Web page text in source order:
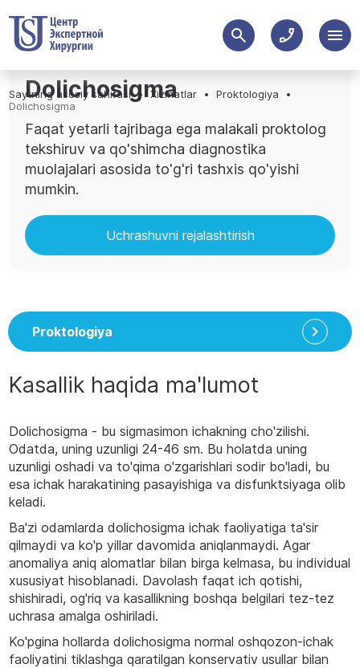
Saytning asosiy sahifasi Xizmatlar
Proktologiya
Dolichosigma
Dolichosigma
Faqat yetarli tajribaga ega malakali proktolog
tekshiruv va qo'shimcha diagnostika
muolajalari asosida to'g'ri tashxis qo'yishi
mumkin.
Uchrashuvni rejalashtirish
Proktologiya
Kasallik haqida ma'lumot
Dolichosigma - bu sigmasimon ichakning cho'zilishi.
Odatda, uning uzunligi 24-46 sm. Bu holatda uning
uzunligi oshadi va to'qima o'zgarishlari sodir bo'ladi, bu
esa ichak harakatining pasayishiga va disfunktsiyaga olib
keladi.
Ba'zi odamlarda dolichosigma ichak faoliyatiga ta'sir
qilmaydi va ko'p yillar davomida aniqlanmaydi. Agar
anomaliya aniq alomatlar bilan birga kelmasa, bu individual
xususiyat hisoblanadi. Davolash faqat ich qotishi,
shishiradi, og'riq va kasallikning boshqa belgilari tez-tez
uchrasa amalga oshiriladi.
Ko'pgina hollarda dolichosigma normal oshqozon-ichak
faoliyatini tiklashga qaratilgan konservativ usullar bilan